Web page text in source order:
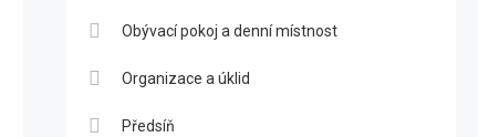
Obývací pokoj a denní místnost
Organizace a úklid
Předsíň